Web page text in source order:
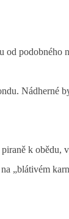
podobného
Nádherné
k obědu,
na „blátivém